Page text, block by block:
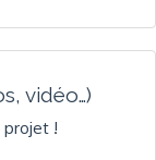
vidéo…)
projet !